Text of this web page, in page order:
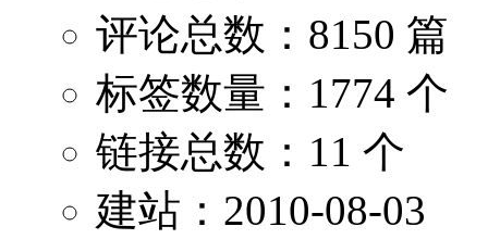
评论总数：8150 篇
标签数量：1774 个
链接总数：11 个
建站：2010-08-03